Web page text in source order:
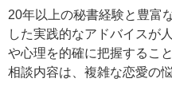
20年以上の秘書経験と豊富
した実践的なアドバイスが
や心理を的確に把握するこ
相談内容は、複雑な恋愛の